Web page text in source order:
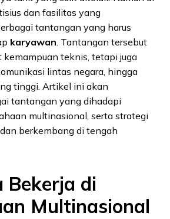
dan fasilitas yang
tantangan yang harus
karyawan . Tantangan tersebut
teknis, tetapi juga
lintas negara, hingga
tinggi. Artikel ini akan
tantangan yang dihadapi
multinasional, serta strategi
berkembang di tengah
Bekerja di
Multinasional